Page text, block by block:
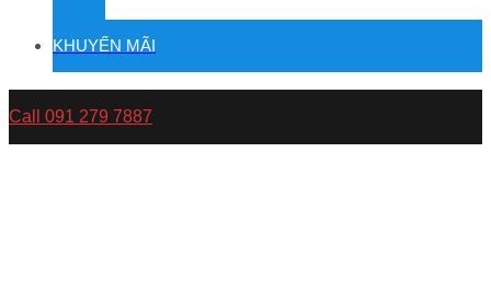
KHUYẾN MÃI
Call 091 279 7887